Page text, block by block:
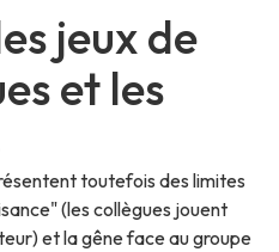
jeux de
et les
toutefois des limites
(les collègues jouent
et la gêne face au groupe